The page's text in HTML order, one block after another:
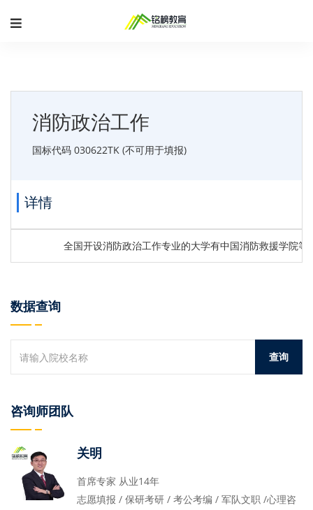
消防政治工作
国标代码 030622TK (不可用于填报)
详情
全国开设消防政治工作专业的大学有中国消防救援学院
数据查询
咨询师团队
关明
首席专家 从业14年
志愿填报 / 保研考研 / 考公考编 / 军队文职 /心理咨